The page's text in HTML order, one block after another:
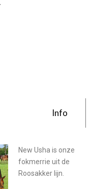
Info
New Usha is onze
fokmerrie uit de
Roosakker lijn.